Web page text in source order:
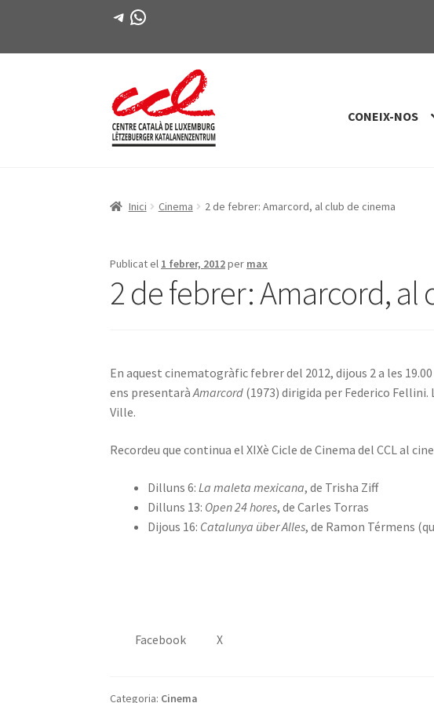
Telegram
WhatsApp
Salta
a
Vés
al
CONEIX-NOS
Inici Cinema 2 de febrer: Amarcord, al club de cinema
Publicat el 1 febrer, 2012per max
2 de febrer: Amarcord, al
En aquest cinematogràfic febrer del 2012, dijous 2 a les
ens presentaràAmarcord (1973) dirigida per Federico Fellini.
Ville.
Recordeu que continua el XIXè Cicle de Cinema del CCL al
Dilluns 6: La maleta mexicana, de Trisha Ziff
Dilluns 13: Open 24 hores, de Carles Torras
Dijous 16: Catalunya über Alles, de Ramon Térmens
Facebook X
Categoria: Cinema